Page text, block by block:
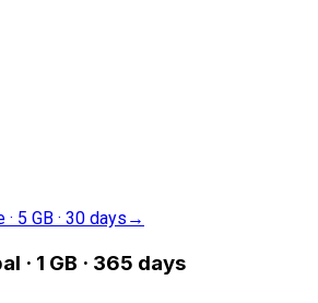
· 5 GB · 30 days →
· 1 GB · 365 days